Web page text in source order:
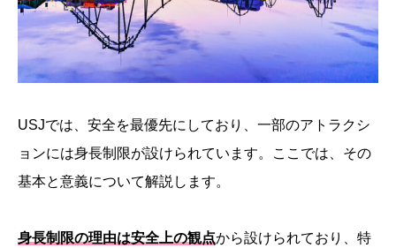
USJでは、安全を最優先にしており、一部のアトラクシ
ョンには身長制限が設けられています。ここでは、その
基本と意義について解説します。
身長制限の理由は安全上の観点から設けられており、特